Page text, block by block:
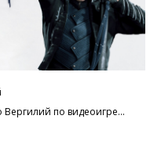
Вергилий по видеоигре